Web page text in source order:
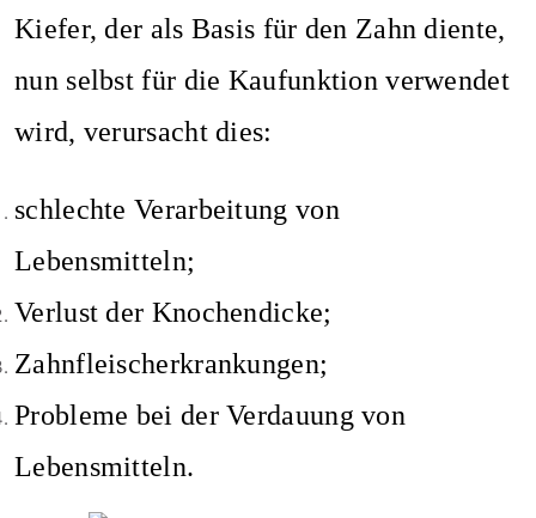
Kiefer, der als Basis für den Zahn diente,
nun selbst für die Kaufunktion verwendet
wird, verursacht dies:
schlechte Verarbeitung von
Lebensmitteln;
Verlust der Knochendicke;
Zahnfleischerkrankungen;
Probleme bei der Verdauung von
Lebensmitteln.